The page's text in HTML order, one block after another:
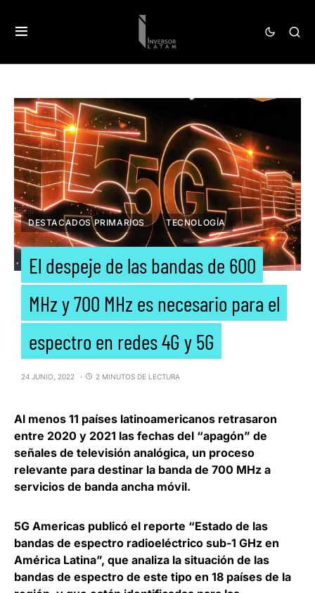
DESTACADOS PRIMARIOS TECNOLOGÍA
El despeje de las bandas de 600
MHz y 700 MHz es necesario para el
espectro en redes 4G y 5G
24 JUNIO, 2022 2 MINUTOS DE LECTURA
Al menos 11 países latinoamericanos retrasaron
entre 2020 y 2021 las fechas del “apagón” de
señales de televisión analógica, un proceso
relevante para destinar la banda de 700 MHz a
servicios de banda ancha móvil.
5G Americas publicó el reporte “Estado de las
bandas de espectro radioeléctrico sub-1 GHz en
América Latina”, que analiza la situación de las
bandas de espectro de este tipo en 18 países de la